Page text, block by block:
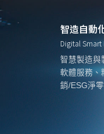
智造自動
Digital
智慧製造與
軟體服務、
銷/ESG淨